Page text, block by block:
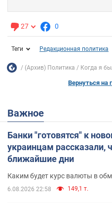
27 0
Теги Редакционная политика
(Архив) Политика Когда я
Вернуться на
Важное
Банки "готовятся" к
украинцам рассказали,
ближайшие дни
Каким будет курс валюты в
6.08.2026 22:58 149,1 т.